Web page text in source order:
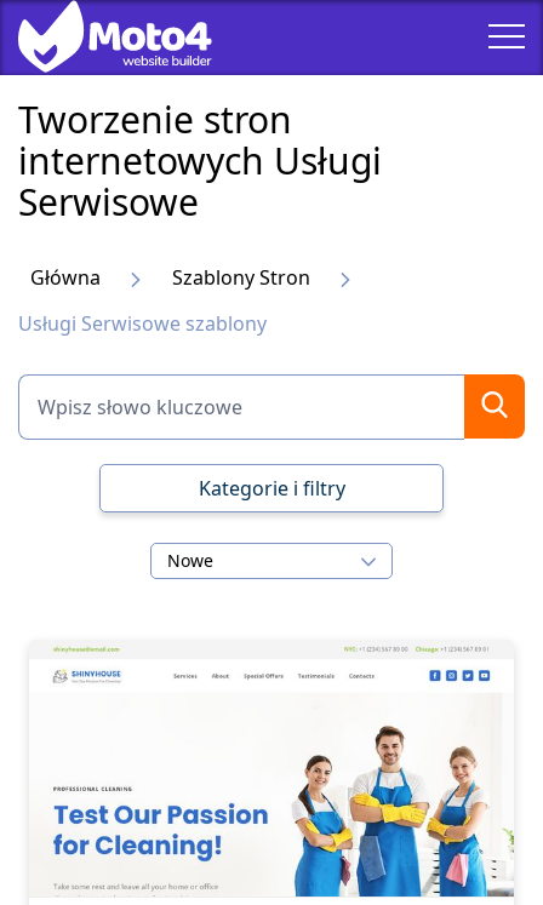
Tworzenie stron
internetowych Usługi
Serwisowe
Główna
Szablony Stron
Usługi Serwisowe szablony
Kategorie i filtry
Nowe